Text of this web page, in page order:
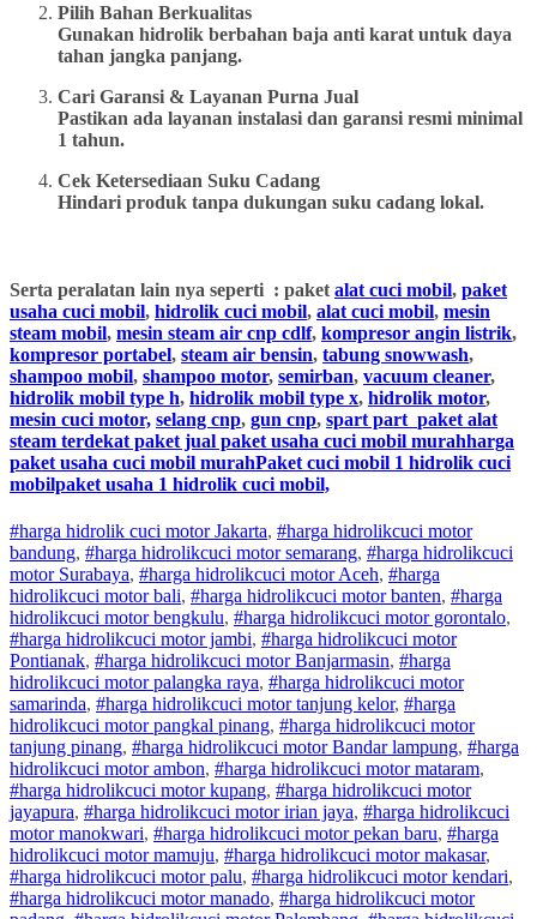
Pilih Bahan Berkualitas
Gunakan hidrolik berbahan baja anti karat untuk daya
tahan jangka panjang.
Cari Garansi & Layanan Purna Jual
Pastikan ada layanan instalasi dan garansi resmi minimal
1 tahun.
Cek Ketersediaan Suku Cadang
Hindari produk tanpa dukungan suku cadang lokal.
Serta peralatan lain nya seperti : paket alat cuci mobil, paket
usaha cuci mobil, hidrolik cuci mobil, alat cuci mobil, mesin
steam mobil, mesin steam air cnp cdlf, kompresor angin listrik,
kompresor portabel, steam air bensin, tabung snowwash,
shampoo mobil, shampoo motor, semirban, vacuum cleaner,
hidrolik mobil type h, hidrolik mobil type x, hidrolik motor,
mesin cuci motor, selang cnp, gun cnp, spart part paket alat
steam terdekat paket jual paket usaha cuci mobil murahharga
paket usaha cuci mobil murahPaket cuci mobil 1 hidrolik cuci
mobilpaket usaha 1 hidrolik cuci mobil,
#harga hidrolik cuci motor Jakarta, #harga hidrolikcuci motor
bandung, #harga hidrolikcuci motorsemarang, #harga hidrolikcuci
motorSurabaya, #harga hidrolikcuci motorAceh, #harga
hidrolikcuci motorbali, #harga hidrolikcuci motorbanten, #harga
hidrolikcuci motorbengkulu, #harga hidrolikcuci motorgorontalo,
#harga hidrolikcuci motorjambi, #harga hidrolikcuci motor
Pontianak, #harga hidrolikcuci motorBanjarmasin, #harga
hidrolikcuci motorpalangka raya, #harga hidrolikcuci motor
samarinda, #harga hidrolikcuci motortanjung kelor, #harga
hidrolikcuci motorpangkal pinang, #harga hidrolikcuci motor
tanjung pinang, #harga hidrolikcuci motorBandar lampung, #harga
hidrolikcuci motorambon, #harga hidrolikcuci motormataram,
#harga hidrolikcuci motorkupang, #harga hidrolikcuci motor
jayapura, #harga hidrolikcuci motoririan jaya, #harga hidrolikcuci
motormanokwari, #harga hidrolikcuci motorpekan baru, #harga
hidrolikcuci motormamuju, #harga hidrolikcuci motormakasar,
#harga hidrolikcuci motorpalu, #harga hidrolikcuci motorkendari,
#harga hidrolikcuci motormanado, #harga hidrolikcuci motor